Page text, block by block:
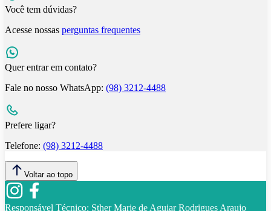
Você tem dúvidas?
Acesse nossas perguntas frequentes
Quer entrar em contato?
Fale no nosso WhatsApp: (98) 3212-4488
Prefere ligar?
Telefone: (98) 3212-4488
Voltar ao topo
Responsável Técnico: Sther Marie de Aguiar Rodrigues Araujo